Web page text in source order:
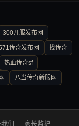
300开服发布网
传奇发布网 找传奇
热血传奇sf
八当传奇新服网
们 家长监护